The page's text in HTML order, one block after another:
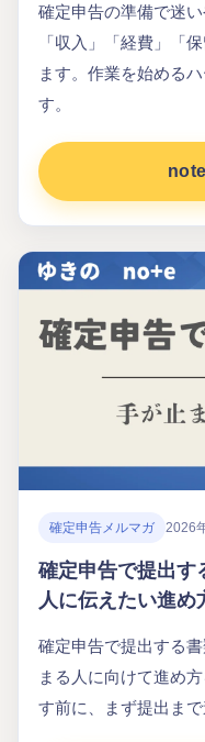
確定申告の準備で迷
「収入」「経費」「
ます。作業を始める
す。
確定申告メルマガ 2026
確定申告で提出す
人に伝えたい進め
確定申告で提出する
まる人に向けて進め
す前に、まず提出まで